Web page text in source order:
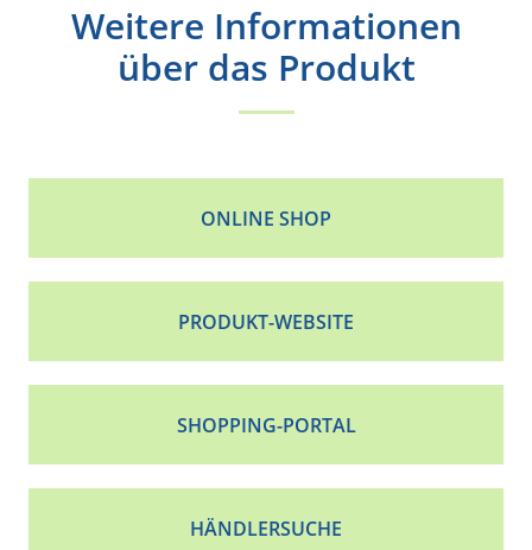
Weitere Informationen
über das Produkt
ONLINE SHOP
PRODUKT-WEBSITE
SHOPPING-PORTAL
HÄNDLERSUCHE